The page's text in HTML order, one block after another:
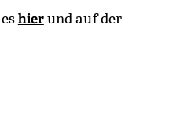
hierund auf der